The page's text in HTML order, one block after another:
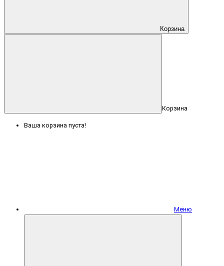
Корзина
Корзина
Ваша корзина пуста!
Меню